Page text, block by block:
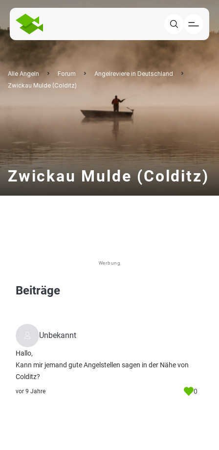
Alle Angeln Forum
Angelreviere in Deutschland
Zwickau Mulde (Colditz)
Zwickau Mulde (Colditz)
Werbung
Beiträge
Unbekannt
Hallo,
Kann mir jemand gute Angelstellen sagen in der Nähe von
Colditz?
vor 9 Jahre 0